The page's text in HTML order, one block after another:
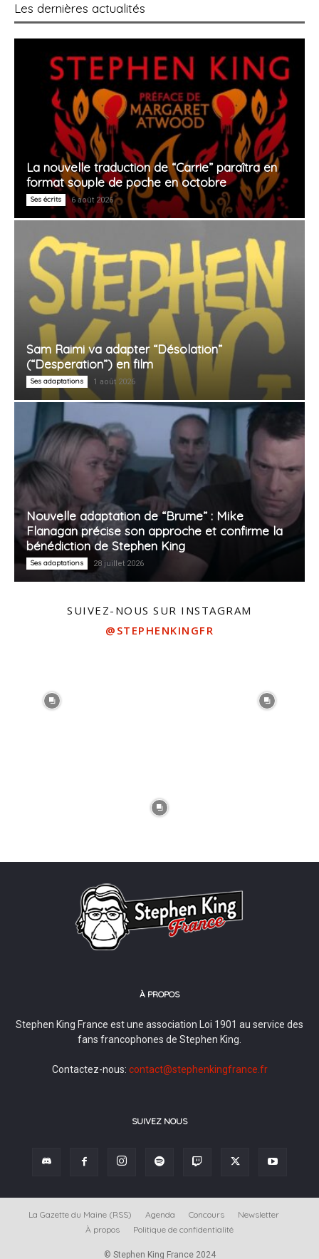
Les dernières actualités
La nouvelle traduction de “Carrie” paraîtra en
format souple de poche en octobre
Ses écrits 6 août 2026
Sam Raimi va adapter “Désolation”
(“Desperation”) en film
Ses adaptations 1 août 2026
Nouvelle adaptation de “Brume” : Mike
Flanagan précise son approche et confirme la
bénédiction de Stephen King
Ses adaptations 28 juillet 2026
SUIVEZ-NOUS SUR INSTAGRAM
@STEPHENKINGFR
À PROPOS
Stephen King France est une association Loi 1901 au service des
fans francophones de Stephen King.
Contactez-nous: contact@stephenkingfrance.fr
SUIVEZ NOUS
La Gazette du Maine (RSS) Agenda Concours
Newsletter
À propos
Politique de confidentialité
© Stephen King France 2024